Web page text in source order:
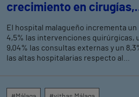
crecimiento en cirugías,
hospitalarias
El hospital malagueño incrementa un
4,5% las intervenciones quirúrgicas,
9,04% las consultas externas y un
las altas hospitalarias respecto al
centros médicos de Vithas en la